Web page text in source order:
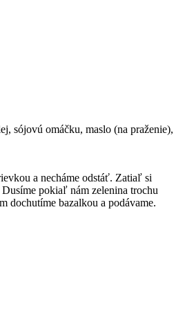
sójovú omáčku, maslo (na praženie),
a necháme odstáť. Zatiaľ si
pokiaľ nám zelenina trochu
dochutíme bazalkou a podávame.